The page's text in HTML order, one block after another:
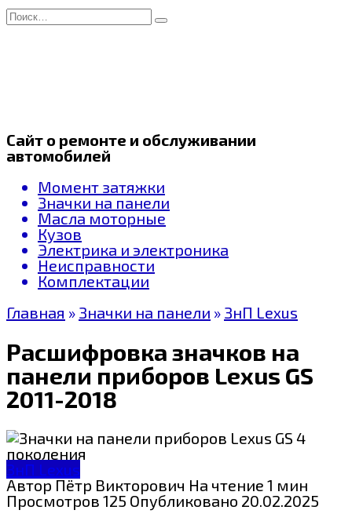
Перейти
к
Search
for:
Сайт о ремонте и обслуживании
автомобилей
Момент затяжки
Значки на панели
Масла моторные
Кузов
Электрика и электроника
Неисправности
Комплектации
Главная » Значки на панели » ЗнП Lexus
Расшифровка значков на
панели приборов Lexus GS
2011-2018
ЗнП Lexus
АвторПётр Викторович На чтение 1 мин
Просмотров 125 Опубликовано 20.02.2025